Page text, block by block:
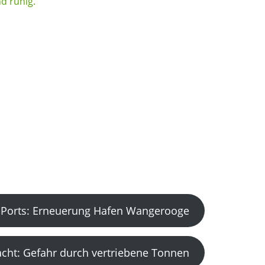
Erneuerung Hafen Wangerooge
Gefahr durch vertriebene Tonnen